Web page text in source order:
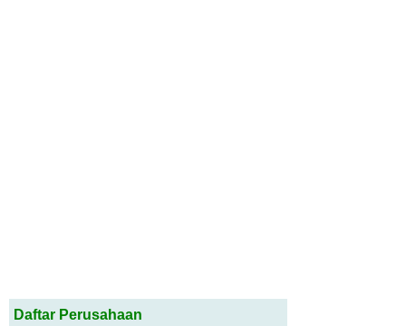
Daftar Perusahaan